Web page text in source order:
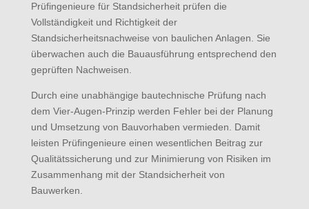
Prüfingenieure für Standsicherheit prüfen die
Vollständigkeit und Richtigkeit der
Standsicherheitsnachweise von baulichen Anlagen. Sie
überwachen auch die Bauausführung entsprechend den
geprüften Nachweisen.
Durch eine unabhängige bautechnische Prüfung nach
dem Vier-Augen-Prinzip werden Fehler bei der Planung
und Umsetzung von Bauvorhaben vermieden. Damit
leisten Prüfingenieure einen wesentlichen Beitrag zur
Qualitätssicherung und zur Minimierung von Risiken im
Zusammenhang mit der Standsicherheit von
Bauwerken.